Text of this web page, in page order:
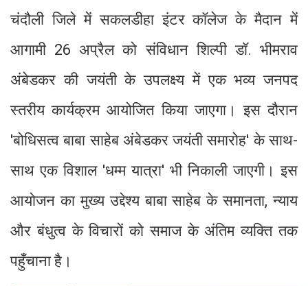
चंदौली जिले में सकलडीहा इंटर कॉलेज के मैदान में
आगामी 26 अप्रैल को संविधान शिल्पी डॉ. भीमराव
अंबेडकर की जयंती के उपलक्ष्य में एक भव्य जनपद
स्तरीय कार्यक्रम आयोजित किया जाएगा। इस दौरान
'बोधिसत्व बाबा साहेब अंबेडकर जयंती समारोह' के साथ-
साथ एक विशाल 'धम्म यात्रा' भी निकाली जाएगी। इस
आयोजन का मुख्य उद्देश्य बाबा साहेब के समानता, न्याय
और बंधुत्व के विचारों को समाज के अंतिम व्यक्ति तक
पहुँचाना है।